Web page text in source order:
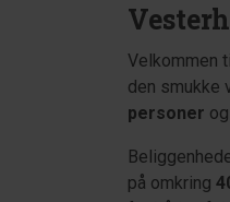
Velkommen
den smukke
personer
på omkring